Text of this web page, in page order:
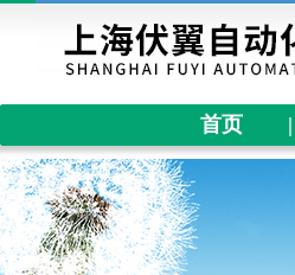
首页 |